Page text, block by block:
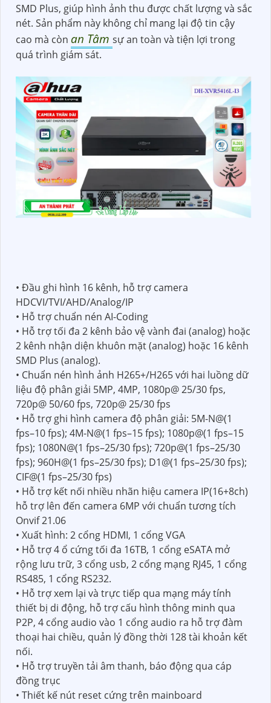
SMD Plus, giúp hình ảnh thu được chất lượng và sắc
nét. Sản phẩm này không chỉ mang lại độ tin cậy
cao mà còn an Tâm sự an toàn và tiện lợi trong
quá trình giám sát.
• Đầu ghi hình 16 kênh, hỗ trợ camera
HDCVI/TVI/AHD/Analog/IP
• Hỗ trợ chuẩn nén AI-Coding
• Hỗ trợ tối đa 2 kênh bảo vệ vành đai (analog) hoặc
2 kênh nhận diện khuôn mặt (analog) hoặc 16 kênh
SMD Plus (analog).
• Chuẩn nén hình ảnh H265+/H265 với hai luồng dữ
liệu độ phân giải 5MP, 4MP, 1080p@ 25/30 fps,
720p@ 50/60 fps, 720p@ 25/30 fps
• Hỗ trợ ghi hình camera độ phân giải: 5M-N@(1
fps–10 fps); 4M-N@(1 fps–15 fps); 1080p@(1 fps–15
fps); 1080N@(1 fps–25/30 fps); 720p@(1 fps–25/30
fps); 960H@(1 fps–25/30 fps); D1@(1 fps–25/30 fps);
CIF@(1 fps–25/30 fps)
• Hỗ trợ kết nối nhiều nhãn hiệu camera IP(16+8ch)
hỗ trợ lên đến camera 6MP với chuẩn tương tích
Onvif 21.06
• Xuất hình: 2 cổng HDMI, 1 cổng VGA
• Hỗ trợ 4 ổ cứng tối đa 16TB, 1 cổng eSATA mở
rộng lưu trữ, 3 cổng usb, 2 cổng mạng RJ45, 1 cổng
RS485, 1 cổng RS232.
• Hỗ trợ xem lại và trực tiếp qua mạng máy tính
thiết bị di động, hỗ trợ cấu hình thông minh qua
P2P, 4 cổng audio vào 1 cổng audio ra hỗ trợ đàm
thoại hai chiều, quản lý đồng thời 128 tài khoản kết
nối.
• Hỗ trợ truyền tải âm thanh, báo động qua cáp
đồng trục
• Thiết kế nút reset cứng trên mainboard